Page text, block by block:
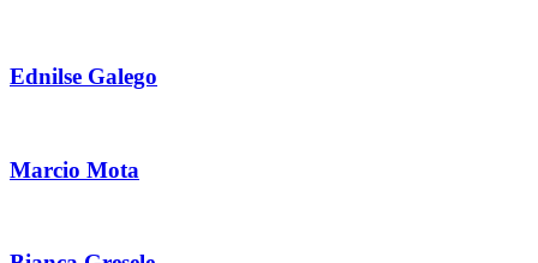
Ednilse Galego
Marcio Mota